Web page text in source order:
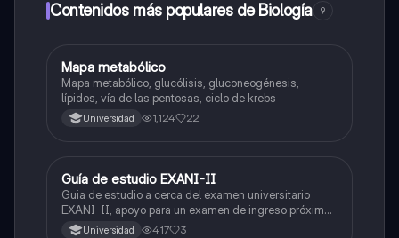
Contenidos más populares de Biología 9
Biología
Mapa metabólico
Mapa metabólico, glucólisis, gluconeogénesis,
lípidos, vía de las pentosas, ciclo de krebs
Universidad 1,124 22
Historia
Guía de estudio EXANI-II
Guia de estudio a cerca del examen universitario
EXANI-II, apoyo para un examen de ingreso próximo
2026.Universidad 417 3